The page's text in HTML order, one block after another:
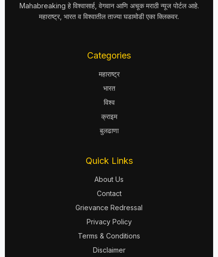
Mahabreaking हे विश्वासार्ह, वेगवान आणि अचूक मराठी न्यूज पोर्टल आहे.
महाराष्ट्र, भारत व विश्वातील ताज्या घडामोडी एका क्लिकवर.
Categories
महाराष्ट्र
भारत
विश्व
क्राइम
बुलढाणा
Quick Links
About Us
Contact
Grievance Redressal
Privacy Policy
Terms & Conditions
Disclaimer